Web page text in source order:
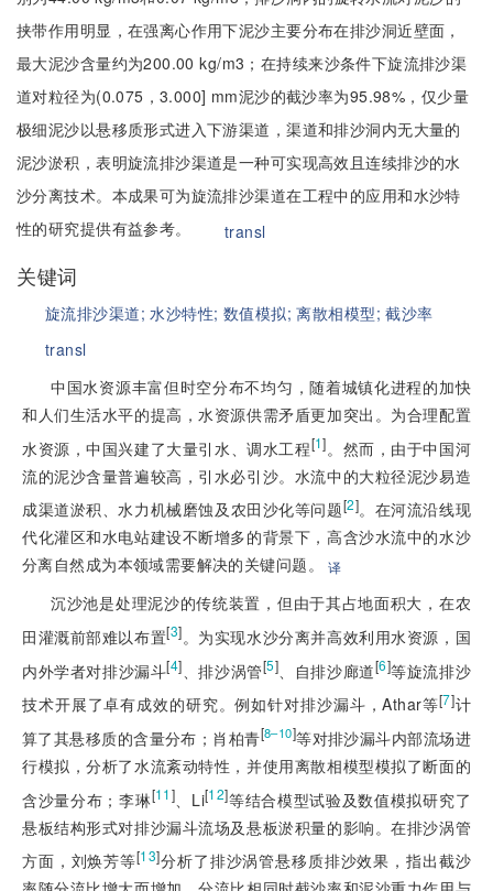
挟带作用明显，在强离心作用下泥沙主要分布在排沙洞近壁面，
最大泥沙含量约为200.00 kg/m3；在持续来沙条件下旋流排沙渠
道对粒径为(0.075，3.000] mm泥沙的截沙率为95.98%，仅少量
极细泥沙以悬移质形式进入下游渠道，渠道和排沙洞内无大量的
泥沙淤积，表明旋流排沙渠道是一种可实现高效且连续排沙的水
沙分离技术。本成果可为旋流排沙渠道在工程中的应用和水沙特
性的研究提供有益参考。
transl
关键词
旋流排沙渠道;水沙特性; 数值模拟;离散相模型;截沙率
transl
中国水资源丰富但时空分布不均匀，随着城镇化进程的加快
和人们生活水平的提高，水资源供需矛盾更加突出。为合理配置
水资源，中国兴建了大量引水、调水工程[1]。然而，由于中国河
流的泥沙含量普遍较高，引水必引沙。水流中的大粒径泥沙易造
成渠道淤积、水力机械磨蚀及农田沙化等问题[2]。在河流沿线现
代化灌区和水电站建设不断增多的背景下，高含沙水流中的水沙
分离自然成为本领域需要解决的关键问题。
译
沉沙池是处理泥沙的传统装置，但由于其占地面积大，在农
田灌溉前部难以布置[3]。为实现水沙分离并高效利用水资源，国
内外学者对排沙漏斗[4] 、排沙涡管[5] 、自排沙廊道[6]等旋流排沙
技术开展了卓有成效的研究。例如针对排沙漏斗，Athar等[7]计
算了其悬移质的含量分布；肖柏青[8–10]等对排沙漏斗内部流场进
行模拟，分析了水流紊动特性，并使用离散相模型模拟了断面的
含沙量分布；李琳[11] 、Li[12]等结合模型试验及数值模拟研究了
悬板结构形式对排沙漏斗流场及悬板淤积量的影响。在排沙涡管
方面，刘焕芳等[13]分析了排沙涡管悬移质排沙效果，指出截沙